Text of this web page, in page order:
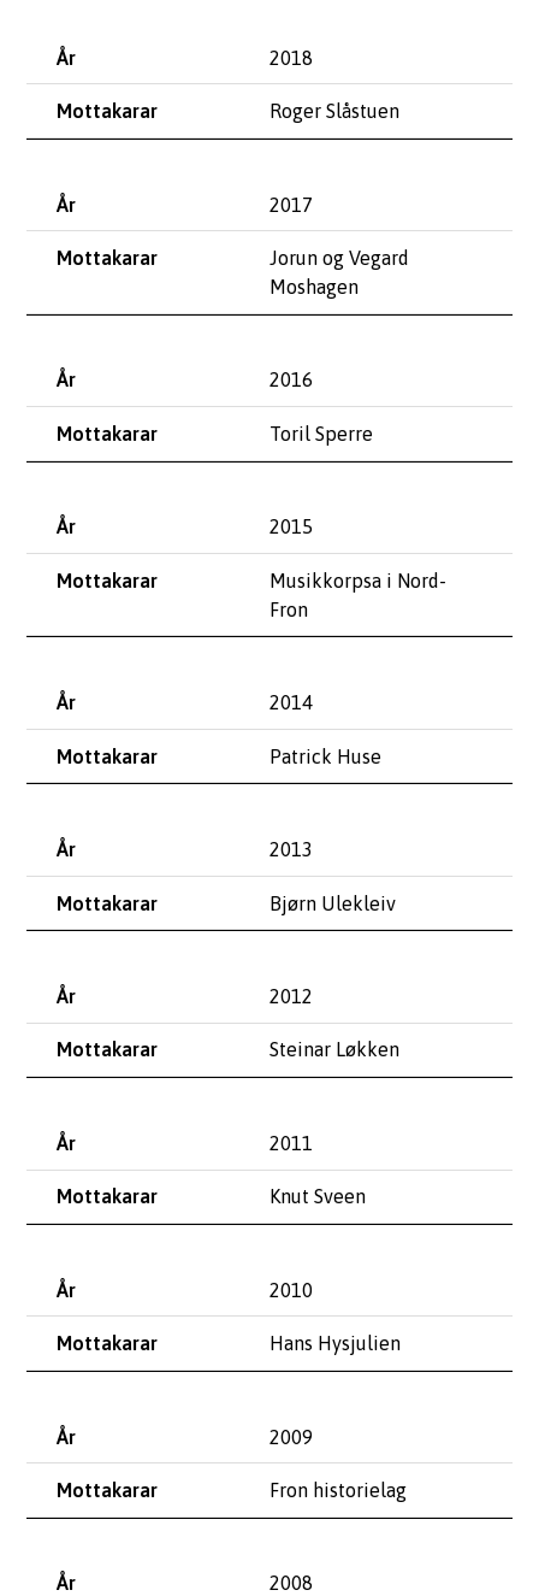
2018
Roger Slåstuen
2017
Jorun og Vegard
Moshagen
2016
Toril Sperre
2015
Musikkorpsa i Nord-
Fron
2014
Patrick Huse
2013
Bjørn Ulekleiv
2012
Steinar Løkken
2011
Knut Sveen
2010
Hans Hysjulien
2009
Fron historielag
2008